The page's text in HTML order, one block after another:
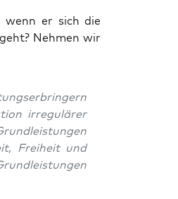
wenn er sich die
Neh­men wir
irre­gu­lä­rer
Frei­heit und